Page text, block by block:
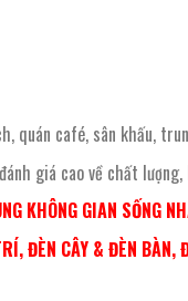
quán café, sân khấu,
giá cao về chất lượng,
KHÔNG GIAN SỐNG
ĐÈN CÂY & ĐÈN